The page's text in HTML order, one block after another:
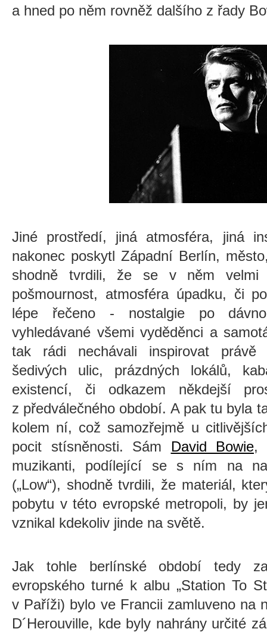
a hned po něm rovněž dalšího z řady
Jiné prostředí, jiná atmosféra, jiná
nakonec poskytl Západní Berlín,
shodně tvrdili, že se v něm velmi
pošmournost, atmosféra úpadku, či
lépe řečeno - nostalgie po
vyhledávané všemi vyděděnci a
tak rádi nechávali inspirovat právě
šedivých ulic, prázdných lokálů,
existencí, či odkazem někdejší
z předválečného období. A pak tu byla
kolem ní, což samozřejmě u
pocit stísněnosti. Sám David Bowie,
muzikanti, podílející se s ním na
(„Low“), shodně tvrdili, že materiál,
pobytu v této evropské metropoli, by
vznikal kdekoliv jinde na světě.
Jak tohle berlínské období tedy
evropského turné k albu „Station To
v Paříži) bylo ve Francii zamluveno na
D´Herouville, kde byly nahrány určité